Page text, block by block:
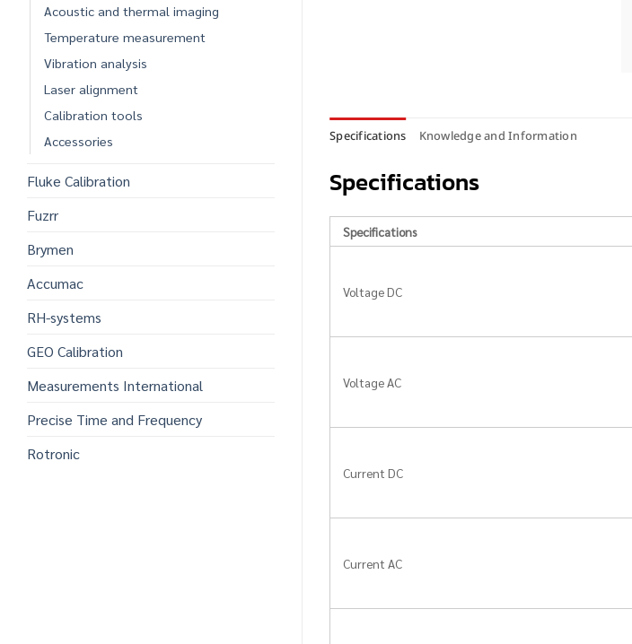
Acoustic and thermal imaging
Temperature measurement
Vibration analysis
Laser alignment
Calibration tools
Accessories
Fluke Calibration
Fuzrr
Brymen
Accumac
RH-systems
GEO Calibration
Measurements International
Precise Time and Frequency
Rotronic
Specifications Knowledge and Information
Specifications
Specifications
Voltage DC
Voltage AC
Current DC
Current AC